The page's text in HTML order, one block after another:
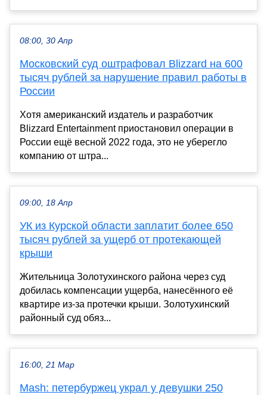
08:00, 30 Апр
Московский суд оштрафовал Blizzard на 600
тысяч рублей за нарушение правил работы в
России
Хотя американский издатель и разработчик
Blizzard Entertainment приостановил операции в
России ещё весной 2022 года, это не уберегло
компанию от штра...
09:00, 18 Апр
УК из Курской области заплатит более 650
тысяч рублей за ущерб от протекающей
крыши
Жительница Золотухинского района через суд
добилась компенсации ущерба, нанесённого её
квартире из-за протечки крыши. Золотухинский
районный суд обяз...
16:00, 21 Мар
Mash: петербуржец украл у девушки 250